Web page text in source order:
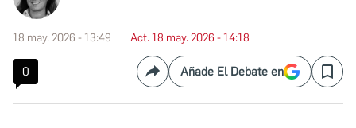
18 may. 2026 - 13:49 Act. 18 may. 2026 - 14:18
0 CompartirAñade El Debate en Save